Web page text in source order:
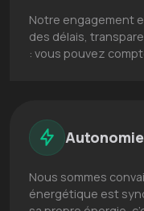
Notre engagement
des délais,
: vous pouvez
Autonomie
Nous sommes
énergétique est